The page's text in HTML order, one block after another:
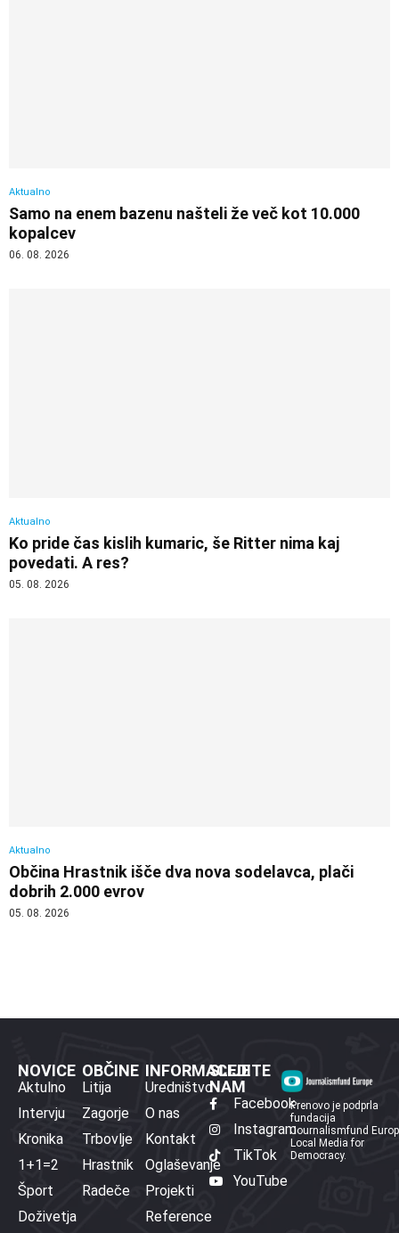
Aktualno
Samo na enem bazenu našteli že več kot 10.000
kopalcev
06. 08. 2026
Aktualno
Ko pride čas kislih kumaric, še Ritter nima kaj
povedati. A res?
05. 08. 2026
Aktualno
Občina Hrastnik išče dva nova sodelavca, plači
dobrih 2.000 evrov
05. 08. 2026
NOVICE
Aktulno
Intervju
Kronika
1+1=2
Šport
Doživetja
OBČINE
Litija
Zagorje
Trbovlje
Hrastnik
Radeče
INFORMACIJE
Uredništvo
O nas
Kontakt
Oglaševanje
Projekti
Reference
SLEDITE
NAM
Facebook
Instagram
TikTok
YouTube
Prenovo je podprla
fundacija
Journalismfund
Local Media for
Democracy.